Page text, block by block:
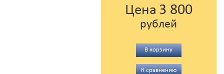
Цена 3 800
рублей
В корзину
К сравнению